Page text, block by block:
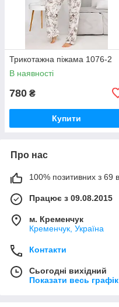
Трикотажна піжама 1076-2
В наявності
780 ₴
Купити
Про нас
100% позитивних з 69
Працює з 09.08.2015
м. Кременчук
Кременчук, Україна
Контакти
Сьогодні вихідний
Показати весь